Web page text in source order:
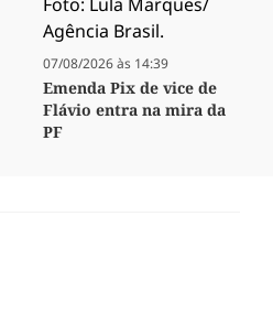
07/08/2026 às 14:39
Emenda Pix de vice de
Flávio entra na mira da
PF